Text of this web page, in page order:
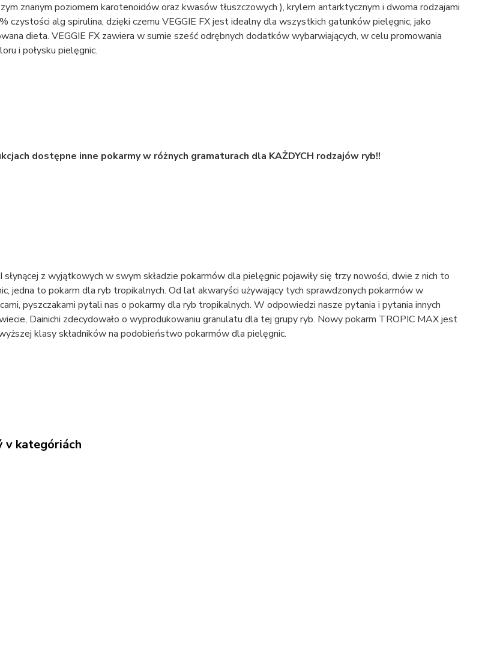
znanym poziomem karotenoidów oraz kwasów tłuszczowych ), krylem antarktycznym i dwoma rodzajami
czystości alg spirulina, dzięki czemu VEGGIE FX jest idealny dla wszystkich gatunków pielęgnic, jako
dieta. VEGGIE FX zawiera w sumie sześć odrębnych dodatków wybarwiających, w celu promowania
i połysku pielęgnic.
dostępne inne pokarmy w różnych gramaturach dla KAŻDYCH rodzajów ryb!!
z wyjątkowych w swym składzie pokarmów dla pielęgnic pojawiły się trzy nowości, dwie z nich to
jedna to pokarm dla ryb tropikalnych. Od lat akwaryści używający tych sprawdzonych pokarmów w
pyszczakami pytali nas o pokarmy dla ryb tropikalnych. W odpowiedzi nasze pytania i pytania innych
Dainichi zdecydowało o wyprodukowaniu granulatu dla tej grupy ryb. Nowy pokarm TROPIC MAX jest
klasy składników na podobieństwo pokarmów dla pielęgnic.
v kategóriách